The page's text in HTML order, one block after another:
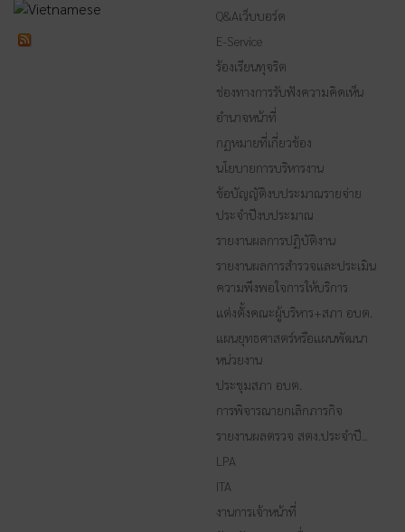
Q&Aเว็บบอร์ด
E-Service
ร้องเรียนทุจริต
ช่องทางการรับฟังความคิดเห็น
อำนาจหน้าที่
กฏหมายที่เกี่ยวข้อง
นโยบายการบริหารงาน
ข้อบัญญัติงบประมาณรายจ่าย
ประจำปีงบประมาณ
รายงานผลการปฏิบัติงาน
รายงานผลการสำรวจและประเมิน
ความพึงพอใจการให้บริการ
แต่งตั้งคณะผู้บริหาร+สภา อบต.
แผนยุทธศาสตร์หรือแผนพัฒนา
หน่วยงาน
ประชุมสภา อบต.
การพิจารณายกเลิกภารกิจ
รายงานผลตรวจ สตง.ประจำปี..
LPA
ITA
งานการเจ้าหน้าที่